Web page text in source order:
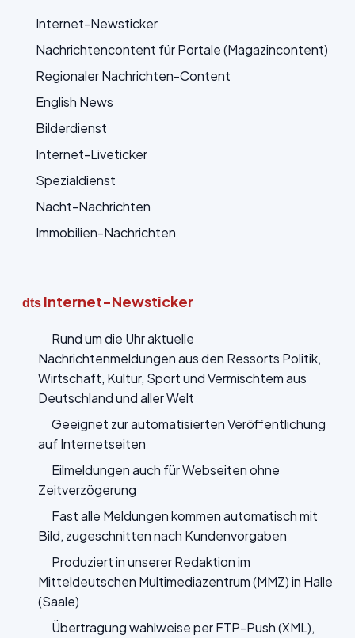
Internet-Newsticker
Nachrichtencontent für Portale (Magazincontent)
Regionaler Nachrichten-Content
English News
Bilderdienst
Internet-Liveticker
Spezialdienst
Nacht-Nachrichten
Immobilien-Nachrichten
dts Internet-Newsticker
Rund um die Uhr aktuelle
Nachrichtenmeldungen aus den Ressorts Politik,
Wirtschaft, Kultur, Sport und Vermischtem aus
Deutschland und aller Welt
Geeignet zur automatisierten Veröffentlichung
auf Internetseiten
Eilmeldungen auch für Webseiten ohne
Zeitverzögerung
Fast alle Meldungen kommen automatisch mit
Bild, zugeschnitten nach Kundenvorgaben
Produziert in unserer Redaktion im
Mitteldeutschen Multimediazentrum (MMZ) in Halle
(Saale)
Übertragung wahlweise per FTP-Push (XML),